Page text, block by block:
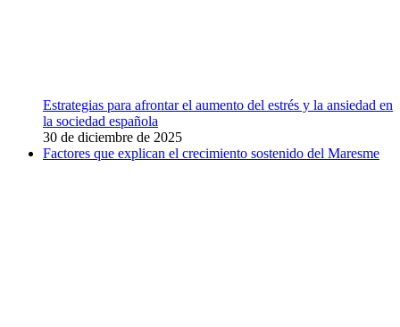
Estrategias para afrontar el aumento del estrés y la ansiedad en
la sociedad española
30 de diciembre de 2025
Factores que explican el crecimiento sostenido del Maresme